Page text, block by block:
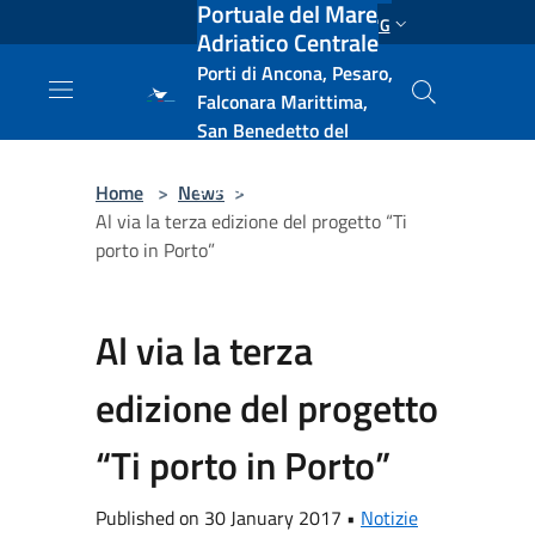
Salta al contenuto principale ENG
Portuale del Mare
Adriatico Centrale
Porti di Ancona, Pesaro,
Falconara Marittima,
San Benedetto del
e Vasto
Home > News >
Al via la terza edizione del progetto “Ti
porto in Porto”
Al via la terza
edizione del progetto
“Ti porto in Porto”
Published on 30 January 2017 • Notizie